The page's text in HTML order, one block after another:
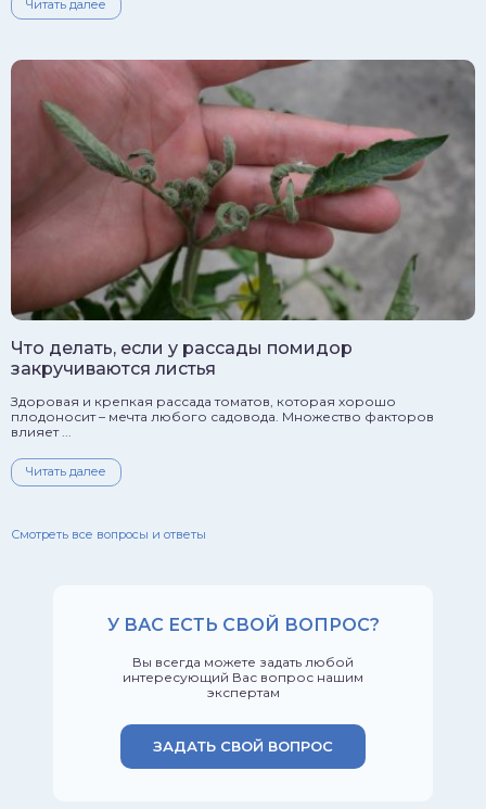
Читать далее
Что делать, если у рассады помидор
закручиваются листья
Здоровая и крепкая рассада томатов, которая хорошо
плодоносит – мечта любого садовода. Множество факторов
влияет ...
Читать далее
Смотреть все вопросы и ответы
У ВАС ЕСТЬ СВОЙ ВОПРОС?
Вы всегда можете задать любой
интересующий Вас вопрос нашим
экспертам
ЗАДАТЬ СВОЙ ВОПРОС